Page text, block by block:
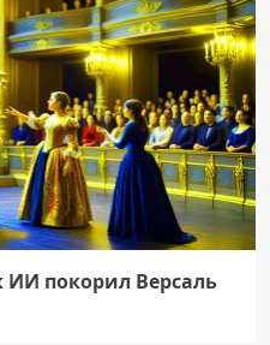
покорил Версаль